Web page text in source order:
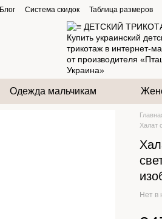
Блог Система скидок Таблица размеров
Одежда мальчикам
Халат
Нет в